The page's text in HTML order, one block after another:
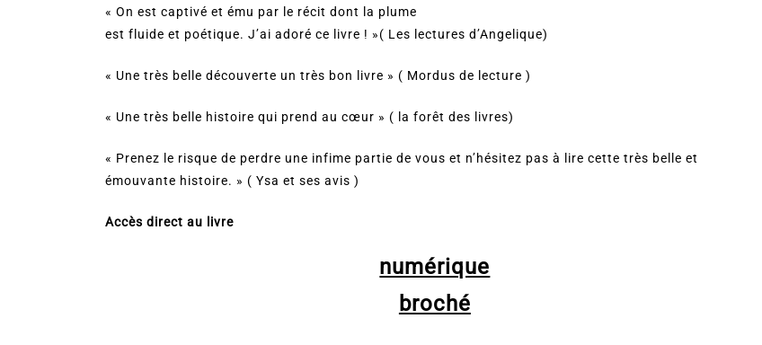
« On est captivé et ému par le récit dont la plume
est fluide et poétique. J’ai adoré ce livre ! »( Les lectures d’Angelique)
« Une très belle découverte un très bon livre » ( Mordus de lecture )
« Une très belle histoire qui prend au cœur » ( la forêt des livres)
« Prenez le risque de perdre une infime partie de vous et n’hésitez pas à lire cette très belle et
émouvante histoire. » ( Ysa et ses avis )
Accès direct au livre
numérique
broché